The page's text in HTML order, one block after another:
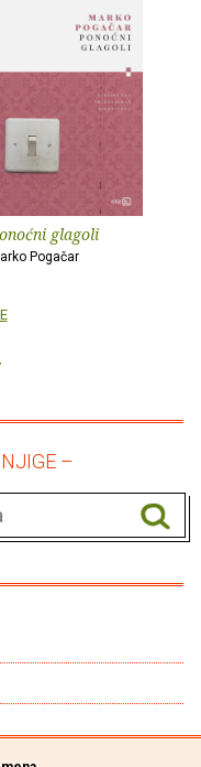
glagoli
Pogačar
–